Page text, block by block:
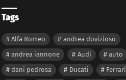
Tags
Alfa Romeo
andrea dovizioso
andrea iannone
Audi auto
dani pedrosa
Ducati Ferrari